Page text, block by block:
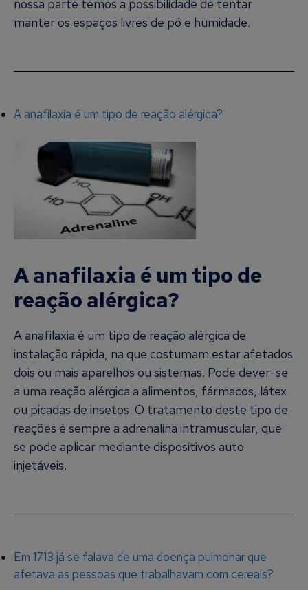
nossa parte temos a possibilidade de tentar
manter os espaços livres de pó e humidade.
A anafilaxia é um tipo de reação alérgica?
A anafilaxia é um tipo de
reação alérgica?
A anafilaxia é um tipo de reação alérgica de
instalação rápida, na que costumam estar afetados
dois ou mais aparelhos ou sistemas. Pode dever-se
a uma reação alérgica a alimentos, fármacos, látex
ou picadas de insetos. O tratamento deste tipo de
reações é sempre a adrenalina intramuscular, que
se pode aplicar mediante dispositivos auto
injetáveis.
Em 1713 já se falava de uma doença pulmonar que
afetava as pessoas que trabalhavam com cereais?